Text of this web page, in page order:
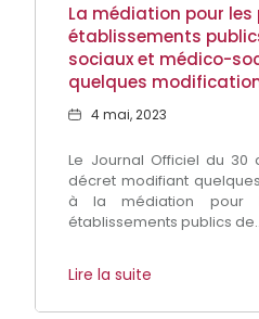
La médiation pour les
établissements
sociaux et médico-
quelques
Date4 mai, 2023
Le Journal Officiel du 30
décret modifiant
à la médiation pour
établissements publics
Lire la suite